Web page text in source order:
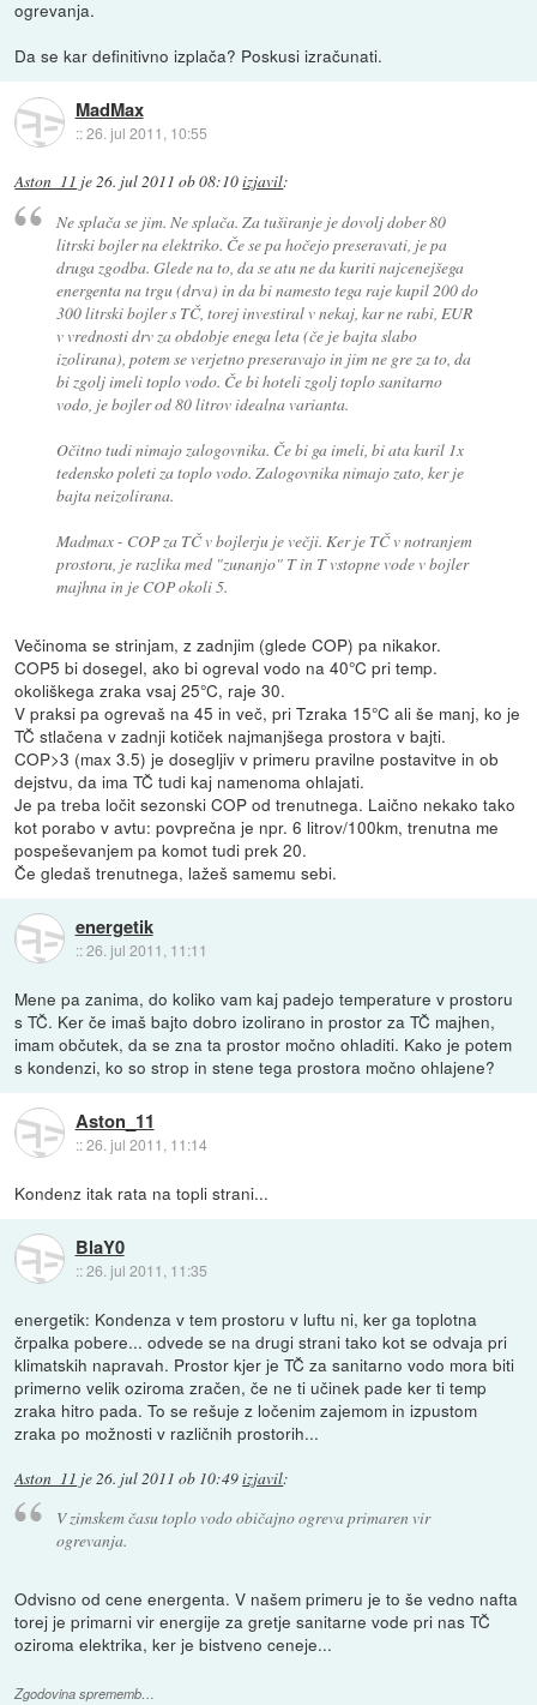
ogrevanja.
Da se kar definitivno izplača? Poskusi izračunati.
MadMax
::26. jul 2011, 10:55
Aston_11 je26. jul 2011 ob 08:10izjavil:
Ne splača se jim. Ne splača. Za tuširanje je dovolj dober 80
litrski bojler na elektriko. Če se pa hočejo preseravati, je pa
druga zgodba. Glede na to, da se atu ne da kuriti najcenejšega
energenta na trgu (drva) in da bi namesto tega raje kupil 200 do
300 litrski bojler s TČ, torej investiral v nekaj, kar ne rabi, EUR
v vrednosti drv za obdobje enega leta (če je bajta slabo
izolirana), potem se verjetno preseravajo in jim ne gre za to, da
bi zgolj imeli toplo vodo. Če bi hoteli zgolj toplo sanitarno
vodo, je bojler od 80 litrov idealna varianta.
Očitno tudi nimajo zalogovnika. Če bi ga imeli, bi ata kuril 1x
tedensko poleti za toplo vodo. Zalogovnika nimajo zato, ker je
bajta neizolirana.
Madmax - COP za TČ v bojlerju je večji. Ker je TČ v notranjem
prostoru, je razlika med "zunanjo" T in T vstopne vode v bojler
majhna in je COP okoli 5.
Večinoma se strinjam, z zadnjim (glede COP) pa nikakor.
COP5 bi dosegel, ako bi ogreval vodo na 40°C pri temp.
okoliškega zraka vsaj 25°C, raje 30.
V praksi pa ogrevaš na 45 in več, pri Tzraka 15°C ali še manj, ko je
TČ stlačena v zadnji kotiček najmanjšega prostora v bajti.
COP>3 (max 3.5) je dosegljiv v primeru pravilne postavitve in ob
dejstvu, da ima TČ tudi kaj namenoma ohlajati.
Je pa treba ločit sezonski COP od trenutnega. Laično nekako tako
kot porabo v avtu: povprečna je npr. 6 litrov/100km, trenutna me
pospeševanjem pa komot tudi prek 20.
Če gledaš trenutnega, lažeš samemu sebi.
energetik
::26. jul 2011, 11:11
Mene pa zanima, do koliko vam kaj padejo temperature v prostoru
s TČ. Ker če imaš bajto dobro izolirano in prostor za TČ majhen,
imam občutek, da se zna ta prostor močno ohladiti. Kako je potem
s kondenzi, ko so strop in stene tega prostora močno ohlajene?
Aston_11
::26. jul 2011, 11:14
Kondenz itak rata na topli strani...
BlaY0
::26. jul 2011, 11:35
energetik: Kondenza v tem prostoru v luftu ni, ker ga toplotna
črpalka pobere... odvede se na drugi strani tako kot se odvaja pri
klimatskih napravah. Prostor kjer je TČ za sanitarno vodo mora biti
primerno velik oziroma zračen, če ne ti učinek pade ker ti temp
zraka hitro pada. To se rešuje z ločenim zajemom in izpustom
zraka po možnosti v različnih prostorih...
Aston_11 je26. jul 2011 ob 10:49izjavil:
V zimskem času toplo vodo običajno ogreva primaren vir
ogrevanja.
Odvisno od cene energenta. V našem primeru je to še vedno nafta
torej je primarni vir energije za gretje sanitarne vode pri nas TČ
oziroma elektrika, ker je bistveno ceneje...
Zgodovina sprememb…